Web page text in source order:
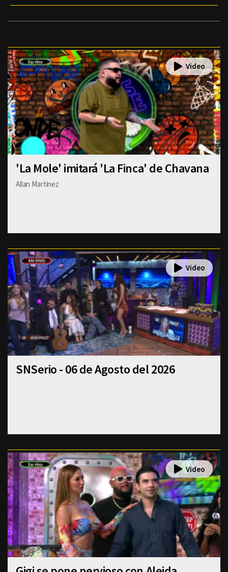
'La Mole' imitará 'La Finca' de Chavana
Allan Martinez
SNSerio - 06 de Agosto del 2026